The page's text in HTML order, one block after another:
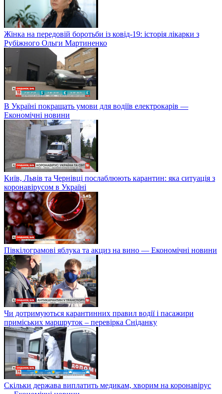
Жінка на передовій боротьби із ковід-19: історія лікарки з
Рубіжного Ольги Мартиненко
В Україні покращать умови для водіїв електрокарів —
Економічні новини
Київ, Львів та Чернівці послаблюють карантин: яка ситуація з
коронавірусом в Україні
Півкілограмові яблука та акциз на вино — Економічні новини
Чи дотримуються карантинних правил водії і пасажири
приміських маршруток – перевірка Сніданку
Скільки держава виплатить медикам, хворим на коронавірус